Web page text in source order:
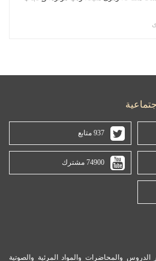
937 متابع
74900 مشترك
الدروس والمحاضرات والمواد المرئية والصوتية